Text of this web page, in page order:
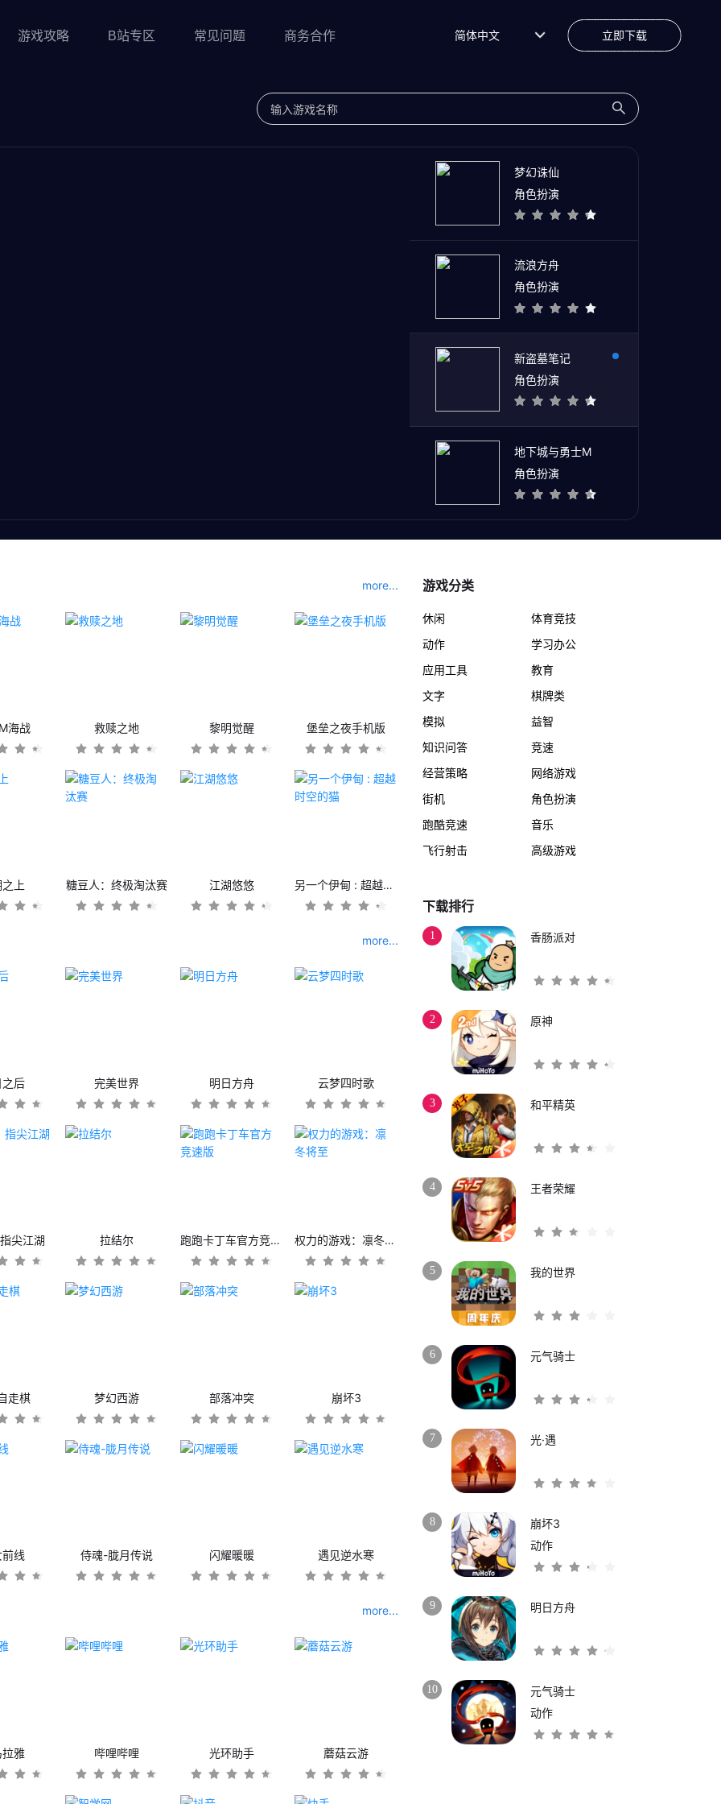
游戏攻略 B站专区 常见问题 商务合作 简体中文 立即下载
梦幻诛仙
角色扮演
流浪方舟
角色扮演
新盗墓笔记
角色扮演
地下城与勇士M
角色扮演
more...
海战 救赎之地 黎明觉醒 堡垒之夜手机版
上 糖豆人：终极淘汰赛 江湖悠悠 另一个伊甸 : 超越时空的猫
more...
后 完美世界 明日方舟 云梦四时歌
尖江湖 拉结尔 跑跑卡丁车官方竞速版 权力的游戏：凛冬将至
走棋 梦幻西游 部落冲突 崩坏3
线 侍魂-胧月传说 闪耀暖暖 遇见逆水寒
more...
雅 哔哩哔哩 光环助手 蘑菇云游
游戏分类
休闲
体育竞技
动作
学习办公
应用工具
教育
文字
棋牌类
模拟
益智
知识问答
竞速
经营策略
网络游戏
街机
角色扮演
跑酷竞速
音乐
飞行射击
高级游戏
下载排行
1 香肠派对
2 原神
3 和平精英
4 王者荣耀
5 我的世界
6 元气骑士
7 光·遇
8
崩坏3
动作
9 明日方舟
10
元气骑士
动作